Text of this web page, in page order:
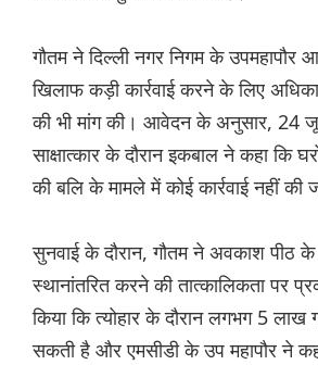
गौतम ने दिल्ली नगर निगम के उपमहापौर
खिलाफ कड़ी कार्रवाई करने के लिए
की भी मांग की। आवेदन के अनुसार, 24
साक्षात्कार के दौरान इकबाल ने कहा कि
की बलि के मामले में कोई कार्रवाई नहीं की
सुनवाई के दौरान, गौतम ने अवकाश पीठ
स्थानांतरित करने की तात्कालिकता पर
किया कि त्योहार के दौरान लगभग 5 लाख
सकती है और एमसीडी के उप महापौर ने